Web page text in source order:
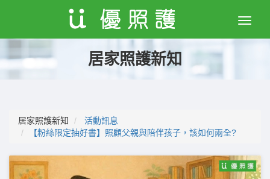
Toggle
居家照護新知
居家照護新知
活動訊息
【粉絲限定抽好書】照顧父親與陪伴孩子，該如何兩全?